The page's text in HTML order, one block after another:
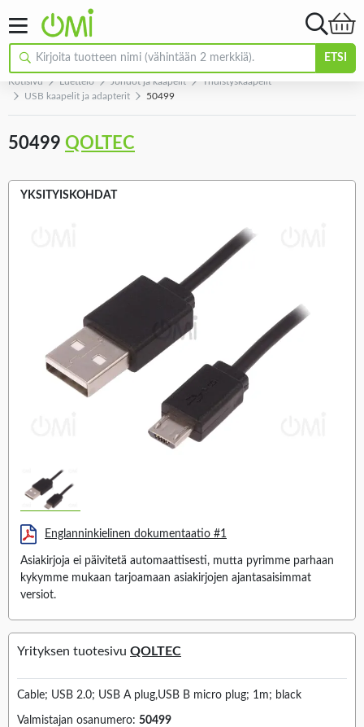
ETSI
Kotisivu Luettelo Johdot ja kaapelit
Yhdistyskaapelit
USB kaapelit ja adapterit
50499
50499 QOLTEC
YKSITYISKOHDAT
Englanninkielinen dokumentaatio #1
Asiakirjoja ei päivitetä automaattisesti, mutta pyrimme parhaan
kykymme mukaan tarjoamaan asiakirjojen ajantasaisimmat
versiot.
Yrityksen tuotesivu QOLTEC
Cable; USB 2.0; USB A plug,USB B micro plug; 1m; black
Valmistajan osanumero: 50499